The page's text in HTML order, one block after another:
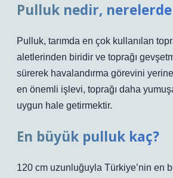
Pulluk nedir, nerelerde
Pulluk, tarımda en çok kullanılan
aletlerinden biridir ve toprağı
sürerek havalandırma görevini
en önemli işlevi, toprağı daha
uygun hale getirmektir.
En büyük pulluk kaç?
120 cm uzunluğuyla Türkiye’nin en